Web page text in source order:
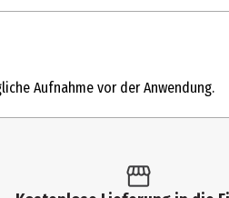
Aufnahme vor der Anwendung.